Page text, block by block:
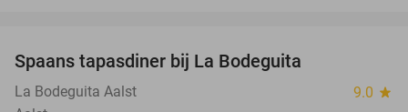
Spaans tapasdiner bij La Bodeguita
La Bodeguita Aalst 9.0 star